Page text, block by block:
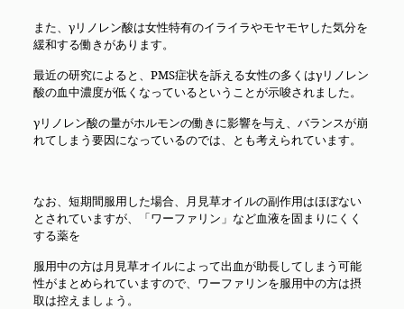
また、γリノレン酸は女性特有のイライラやモヤモヤした気分を
緩和する働きがあります。
最近の研究によると、PMS症状を訴える女性の多くはγリノレン
酸の血中濃度が低くなっているということが示唆されました。
γリノレン酸の量がホルモンの働きに影響を与え、バランスが崩
れてしまう要因になっているのでは、とも考えられています。
なお、短期間服用した場合、月見草オイルの副作用はほぼない
とされていますが、「ワーファリン」など血液を固まりにくく
する薬を
服用中の方は月見草オイルによって出血が助長してしまう可能
性がまとめられていますので、ワーファリンを服用中の方は摂
取は控えましょう。